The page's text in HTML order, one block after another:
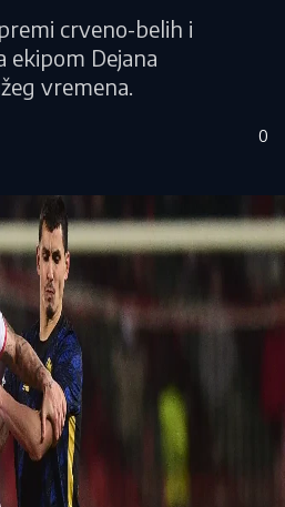
crveno-belih i
ekipom Dejana
vremena.
0